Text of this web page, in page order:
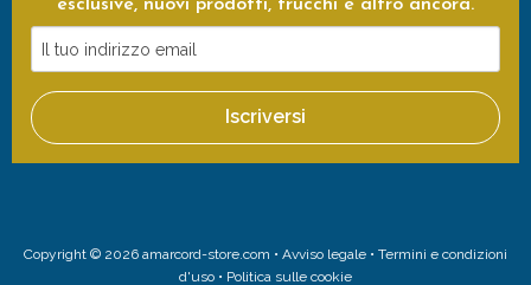
esclusive, nuovi prodotti, trucchi e altro ancora.
tuo
indirizzo
email
Iscriversi
Copyright © 2026 amarcord-store.com • Avviso legale • Termini e condizioni
d'uso • Politica sulle cookie